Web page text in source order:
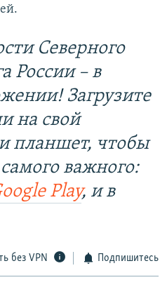
Северного
России – в
Загрузите
на свой
планшет, чтобы
важного:
Play, и в
без VPN Подпишитесь